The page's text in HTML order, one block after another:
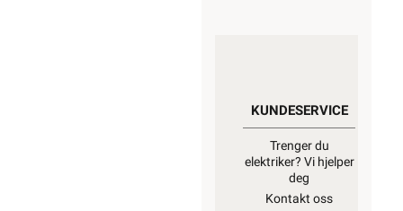
KUNDESERVICE
Trenger du
elektriker? Vi hjelper
deg
Kontakt oss